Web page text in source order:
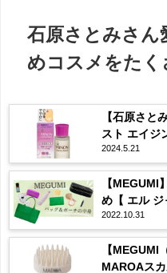
石原さとみさん
めコスメをたく
【石原さと
スト エイジ
ミなどまと
2024.5.21
【MEGUMI
め【 エル ジ
2022.10.31
【MEGUMI
MAROAス